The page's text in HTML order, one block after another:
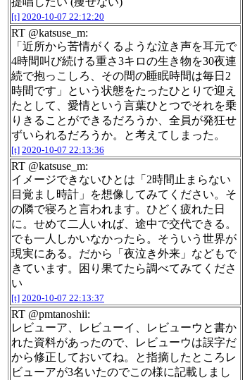
[t] 2020-10-07 22:12:20
RT @katsuse_m:
「近所から苦情がくるような泣き声を耳元で
4時間叫び続ける重さ3キロの生き物を30夜連
続で抱っこしろ、その間の睡眠時間は毎日2
時間です」という状態をたったひとりで迎え
たとして、愛情という言葉ひとつでそれを乗
りきることができるだろうか、全員が発狂せ
ずいられるだろうか。と考えてしまった。
[t] 2020-10-07 22:13:36
RT @katsuse_m:
イメージできないひとは「2時間止まらない
目覚まし時計」を想像してみてください。そ
の隣で寝ろと言われます。ひどく疲れた日
に。せめて二人いれば、途中で交代できる。
でも一人しかいなかったら。そういう世界が
現実にある。だから「夜泣き外来」などもで
きています。困り果てたら調べてみてくださ
い
[t] 2020-10-07 22:13:37
RT @pmtanoshii:
レビューア、レビューイ、レビューウと書か
れた資料があったので、レビューウは誤字だ
から修正しておいてね。と指摘したところレ
ビューアが3名いたのでこの様に記載しまし